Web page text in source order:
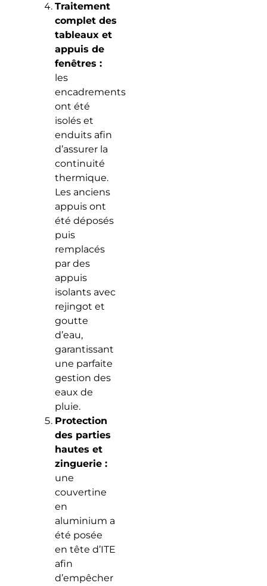
Traitement
complet des
tableaux et
appuis de
fenêtres :
les
encadrements
ont été
isolés et
enduits afin
d’assurer la
continuité
thermique.
Les anciens
appuis ont
été déposés
puis
remplacés
par des
appuis
isolants avec
rejingot et
goutte
d’eau,
garantissant
une parfaite
gestion des
eaux de
pluie.
Protection
des parties
hautes et
zinguerie :
une
couvertine
en
aluminium a
été posée
en tête d’ITE
afin
d’empêcher